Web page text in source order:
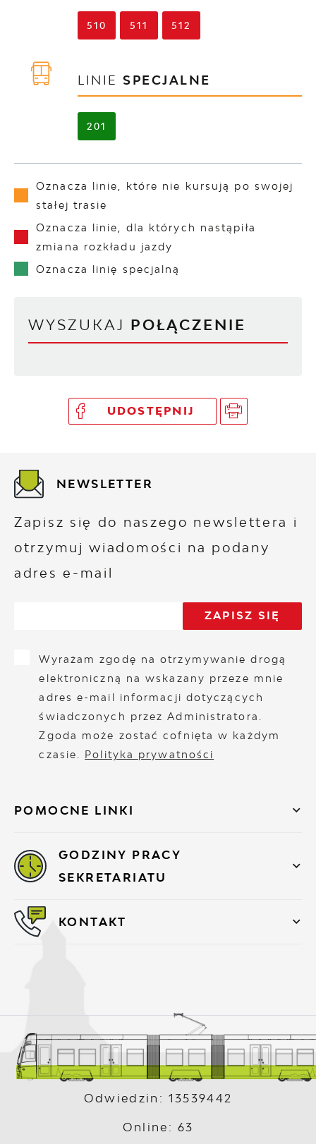
510 511 512
LINIESPECJALNE
201
Oznacza linie, które nie kursują po swojej
stałej trasie
Oznacza linie, dla których nastąpiła
zmiana rozkładu jazdy
Oznacza linię specjalną
WYSZUKAJ POŁĄCZENIE
UDOSTĘPNIJ
POMOCNE LINKI
NEWSLETTER
Zapisz się do naszego newslettera i
otrzymuj wiadomości na podany
adres e-mail
Wyrażam zgodę na otrzymywanie drogą
elektroniczną na wskazany przeze mnie
adres e-mail informacji dotyczących
świadczonych przez Administratora.
Zgoda może zostać cofnięta w każdym
czasie. Polityka prywatności
GODZINY PRACY
SEKRETARIATU
KONTAKT
Odwiedzin: 13539442
Online: 63